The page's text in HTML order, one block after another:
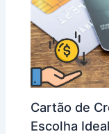
Cartão de
Escolha